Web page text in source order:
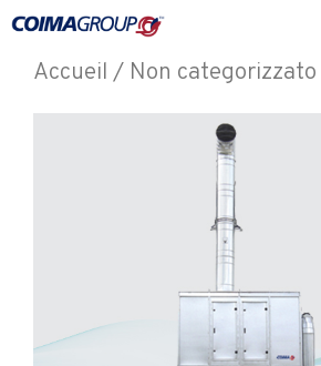
Accueil / Non categorizzato